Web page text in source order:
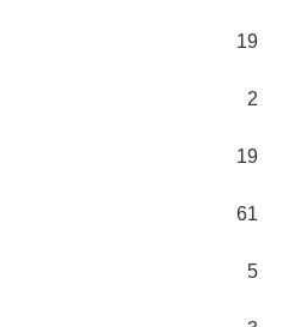
19
2
19
61
5